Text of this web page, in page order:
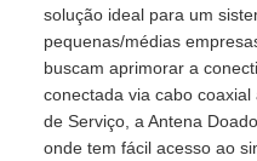
solução ideal para um
pequenas/médias
buscam aprimorar a
conectada via cabo
de Serviço, a Antena
onde tem fácil acesso ao